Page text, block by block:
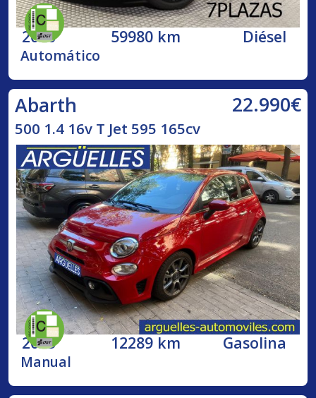
2020 59980 km Diésel
Automático
Abarth 22.990€
500 1.4 16v T Jet 595 165cv
2023 12289 km Gasolina
Manual